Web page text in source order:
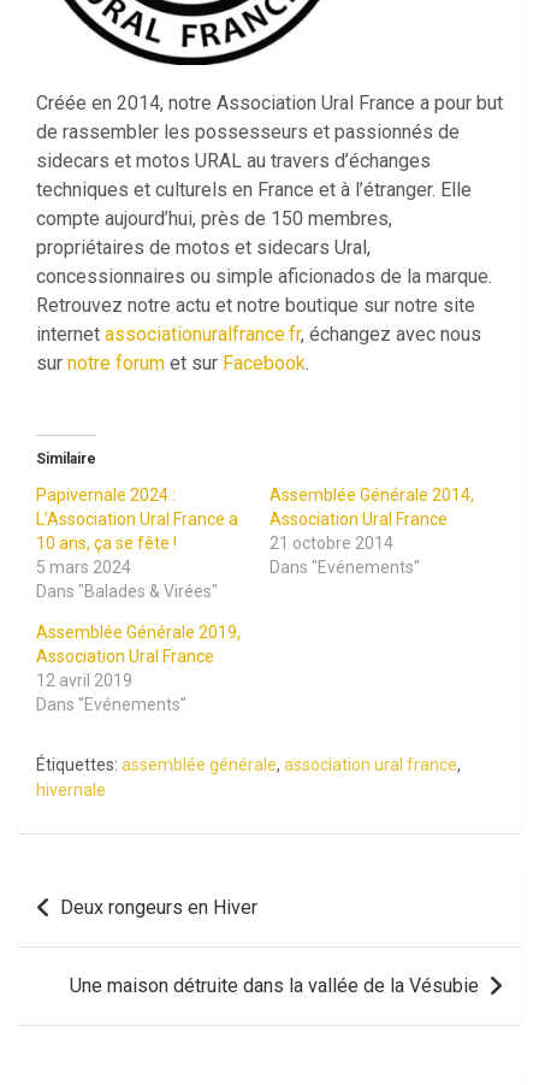
Créée en 2014, notre Association Ural France a pour but
de rassembler les possesseurs et passionnés de
sidecars et motos URAL au travers d’échanges
techniques et culturels en France et à l’étranger. Elle
compte aujourd’hui, près de 150 membres,
propriétaires de motos et sidecars Ural,
concessionnaires ou simple aficionados de la marque.
Retrouvez notre actu et notre boutique sur notre site
internet associationuralfrance.fr, échangez avec nous
sur notre forum et sur Facebook.
Similaire
Papivernale 2024 :
L’Association Ural France a
10 ans, ça se fête !
5 mars 2024
Dans "Balades & Virées"
Assemblée Générale 2014,
Association Ural France
21 octobre 2014
Dans "Evénements"
Assemblée Générale 2019,
Association Ural France
12 avril 2019
Dans "Evénements"
Étiquettes: assemblée générale, association ural france,
hivernale
Navigation
l’article
Deux rongeurs en Hiver
Une maison détruite dans la vallée de la Vésubie